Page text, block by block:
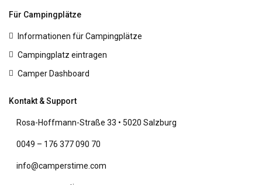
Für Campingplätze
Informationen für Campingplätze
Campingplatz eintragen
Camper Dashboard
Kontakt & Support
Rosa-Hoffmann-Straße 33 • 5020 Salzburg
0049 – 176 377 090 70
info@camperstime.com